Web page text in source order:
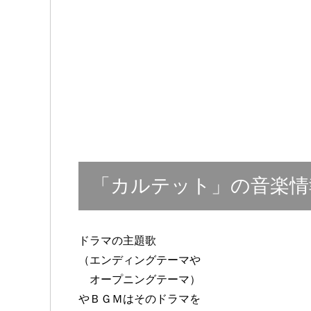
「カルテット」の音楽
ドラマの主題歌
（エンディングテーマや
オープニングテーマ）
やＢＧＭはそのドラマを